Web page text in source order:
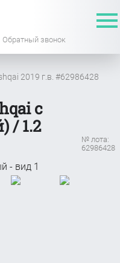
Обратный звонок
2019 г.в. #62986428
с
/ 1.2
№ лота:
62986428